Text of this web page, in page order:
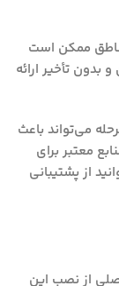
ممکن است
بدون تأخیر ارائه
می‌تواند باعث
معتبر برای
از پشتیبانی
از نصب این